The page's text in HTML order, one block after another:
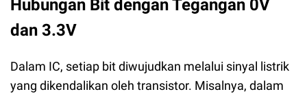
Hubungan Bit dengan Tegangan 0V
dan 3.3V
Dalam IC, setiap bit diwujudkan melalui sinyal listrik
yang dikendalikan oleh transistor. Misalnya, dalam